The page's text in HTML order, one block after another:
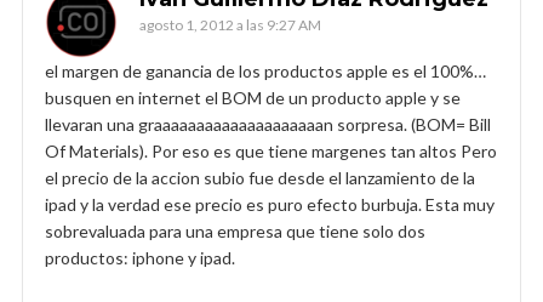
agosto 1, 2012 a las 9:27 AM
el margen de ganancia de los productos apple es el 100%…
busquen en internet el BOM de un producto apple y se
llevaran una graaaaaaaaaaaaaaaaaaaan sorpresa. (BOM= Bill
Of Materials). Por eso es que tiene margenes tan altos Pero
el precio de la accion subio fue desde el lanzamiento de la
ipad y la verdad ese precio es puro efecto burbuja. Esta muy
sobrevaluada para una empresa que tiene solo dos
productos: iphone y ipad.